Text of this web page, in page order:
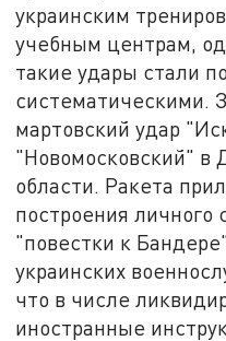
украинским
учебным центрам,
такие удары стали
систематическими.
мартовский удар
"Новомосковский" в
области. Ракета
построения личного
"повестки к
украинских
что в числе
иностранные